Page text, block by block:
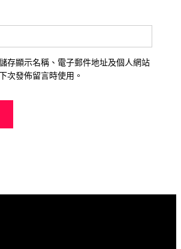
存顯示名稱、電子郵件地址及個人網站
次發佈留言時使用。